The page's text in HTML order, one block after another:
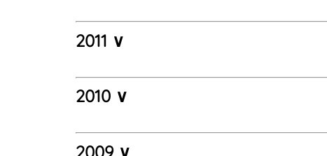
2011 ∨
2010 ∨
2009 ∨